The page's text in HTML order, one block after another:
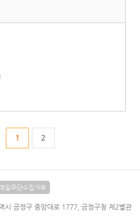
1 2
일무단수집거부
시 금정구 중앙대로 1777, 금정구청 제2별관